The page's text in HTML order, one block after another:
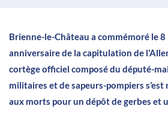
Brienne-le-Château a commémoré le 8
anniversaire de la capitulation de
cortège officiel composé du député-
militaires et de sapeurs-pompiers
aux morts pour un dépôt de gerbes et